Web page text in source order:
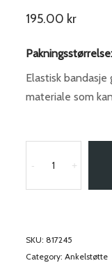
195.00 kr
Pakningsstørrelse:
Elastisk
materiale som
- +
SKU: 817245
Category: Ankelstøtte